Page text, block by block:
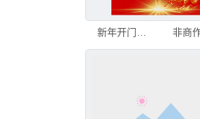
非商